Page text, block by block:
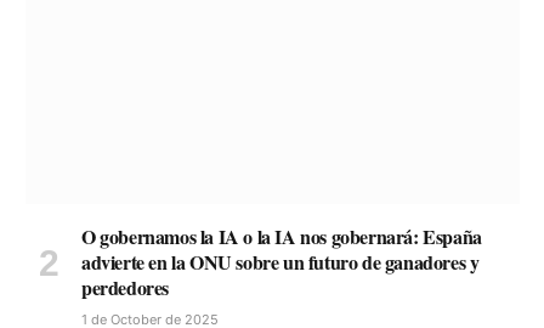
O gobernamos la IA o la IA nos gobernará: España
advierte en la ONU sobre un futuro de ganadores y
perdedores
1 de October de 2025